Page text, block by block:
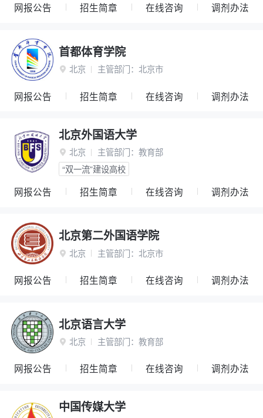
网报公告 招生简章 在线咨询 调剂办法
首都体育学院
 北京 主管部门： 北京市
网报公告 招生简章 在线咨询 调剂办法
北京外国语大学
 北京 主管部门： 教育部
“双一流”建设高校
网报公告 招生简章 在线咨询 调剂办法
北京第二外国语学院
 北京 主管部门： 北京市
网报公告 招生简章 在线咨询 调剂办法
北京语言大学
 北京 主管部门： 教育部
网报公告 招生简章 在线咨询 调剂办法
中国传媒大学